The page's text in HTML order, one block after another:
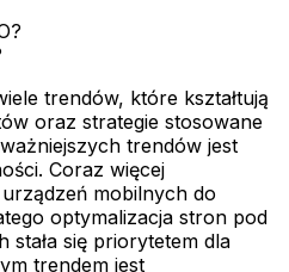
trendów, które kształtują
oraz strategie stosowane
trendów jest
Coraz więcej
mobilnych do
optymalizacja stron pod
stała się priorytetem dla
trendem jest